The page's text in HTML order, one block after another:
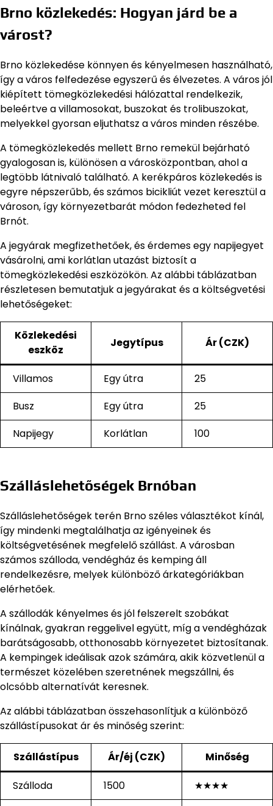
Brno közlekedés: Hogyan járd be a
várost?
Brno közlekedése könnyen és kényelmesen használható,
így a város felfedezése egyszerű és élvezetes. A város jól
kiépített tömegközlekedési hálózattal rendelkezik,
beleértve a villamosokat, buszokat és trolibuszokat,
melyekkel gyorsan eljuthatsz a város minden részébe.
A tömegközlekedés mellett Brno remekül bejárható
gyalogosan is, különösen a városközpontban, ahol a
legtöbb látnivaló található. A kerékpáros közlekedés is
egyre népszerűbb, és számos bicikliút vezet keresztül a
városon, így környezetbarát módon fedezheted fel
Brnót.
A jegyárak megfizethetőek, és érdemes egy napijegyet
vásárolni, ami korlátlan utazást biztosít a
tömegközlekedési eszközökön. Az alábbi táblázatban
részletesen bemutatjuk a jegyárakat és a költségvetési
lehetőségeket:
Közlekedési
eszköz
Jegytípus Ár (CZK)
Villamos Egy útra
25
Busz
Egy útra
25
Napijegy
Korlátlan 100
Szálláslehetőségek Brnóban
Szálláslehetőségek terén Brno széles választékot kínál,
így mindenki megtalálhatja az igényeinek és
költségvetésének megfelelő szállást. A városban
számos szálloda, vendégház és kemping áll
rendelkezésre, melyek különböző árkategóriákban
elérhetőek.
A szállodák kényelmes és jól felszerelt szobákat
kínálnak, gyakran reggelivel együtt, míg a vendégházak
barátságosabb, otthonosabb környezetet biztosítanak.
A kempingek ideálisak azok számára, akik közvetlenül a
természet közelében szeretnének megszállni, és
olcsóbb alternatívát keresnek.
Az alábbi táblázatban összehasonlítjuk a különböző
szállástípusokat ár és minőség szerint:
Szállástípus Ár/éj (CZK) Minőség
Szálloda 1500
★★★★